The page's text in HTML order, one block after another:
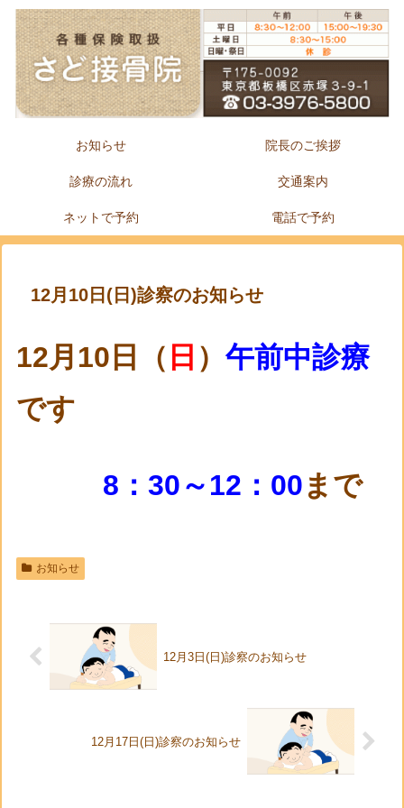
お知らせ 院長のご挨拶
診療の流れ 交通案内
ネットで予約 電話で予約
12月10日(日)診察のお知らせ
12月10 日 （ 日 ）午前中診療
です
8：30～12：00まで
お知らせ
12月3日(日)診察のお知らせ
12月17日(日)診察のお知らせ